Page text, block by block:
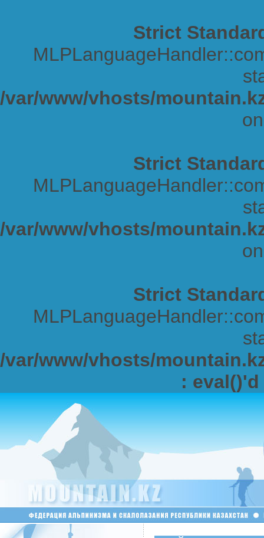
Strict
/var/www/vhosts/
Strict
/var/www/vhosts/
Strict
/var/www/vhosts/
: